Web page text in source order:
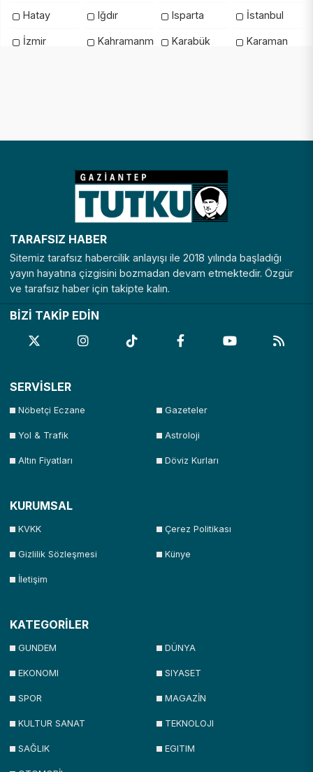
Hatay Iğdır Isparta İstanbul
İzmir KahramanmaraşKarabük Karaman
Mardin Mersin Muğla Muş
Niğde Ordu
Sakarya Samsun
Sinop Şırnak
Tekirdağ Tokat
Uşak Van Yalova Yozgat
TARAFSIZ HABER
Sitemiz tarafsız habercilik anlayışı ile 2018 yılında başladığı
yayın hayatına çizgisini bozmadan devam etmektedir. Özgür
ve tarafsız haber için takipte kalın.
BİZİ TAKİP EDİN
SERVİSLER
Nöbetçi Eczane Gazeteler
Yol & Trafik Astroloji
Altın Fiyatları Döviz Kurları
KURUMSAL
KVKK Çerez Politikası
Gizlilik Sözleşmesi Künye
İletişim
KATEGORİLER
GUNDEM DÜNYA
EKONOMI SIYASET
SPOR MAGAZİN
KULTUR SANAT TEKNOLOJI
SAĞLIK EGITIM